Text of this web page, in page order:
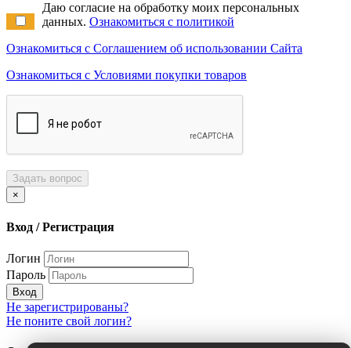
Даю согласие на обработку моих персональных
данных. Ознакомиться с политикой
Ознакомиться с Соглашением об использовании Сайта
Ознакомиться с Условиями покупки товаров
Задать вопрос
×
Вход / Регистрация
Логин
Пароль
Вход
Не зарегистрированы?
Не поните свой логин?